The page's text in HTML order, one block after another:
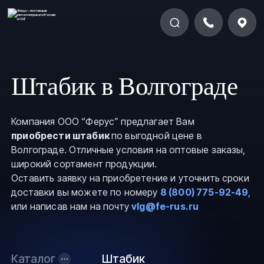
Штабик в Волгограде
Компания ООО “Ферус” предлагает Вам
приобрести штабикпо выгодной цене в
Волгограде. Отличные условия на оптовые заказы,
широкий сортамент продукции.
Оставить заявку на приобретение и уточнить сроки
доставки вы можете по номеру 8 (800) 775-92-49,
или написав нам на почтуvlg@fe-rus.ru
Каталог Штабик